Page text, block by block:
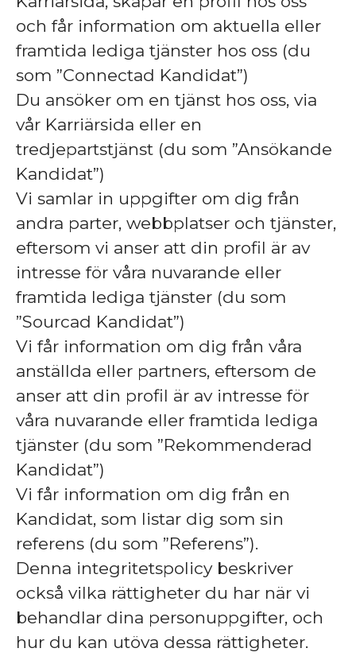
och får information om aktuella eller
framtida lediga tjänster hos oss (du
som ”Connectad Kandidat”)
Du ansöker om en tjänst hos oss, via
vår Karriärsida eller en
tredjepartstjänst (du som ”Ansökande
Kandidat”)
Vi samlar in uppgifter om dig från
andra parter, webbplatser och tjänster,
eftersom vi anser att din profil är av
intresse för våra nuvarande eller
framtida lediga tjänster (du som
”Sourcad Kandidat”)
Vi får information om dig från våra
anställda eller partners, eftersom de
anser att din profil är av intresse för
våra nuvarande eller framtida lediga
tjänster (du som ”Rekommenderad
Kandidat”)
Vi får information om dig från en
Kandidat, som listar dig som sin
referens (du som ”Referens”).
Denna integritetspolicy beskriver
också vilka rättigheter du har när vi
behandlar dina personuppgifter, och
hur du kan utöva dessa rättigheter.